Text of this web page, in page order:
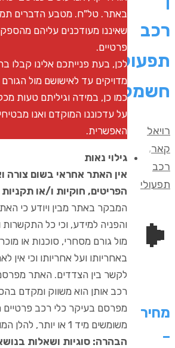
רכב
תפעולי
חשמלי
רויאל
קאר,
רכב
תפעולי
מחיר
–
באתר. טל"ח. מטבע הדברים תמיד
שאיננו מעודכנים עליהם
פרטיים.
לכן, בעת פנייתכם אלינו קבלו
מדויקים עד לאישושם מול הגורם
כמו כן, במידה וגיליתם טעות
על עדכוננו המוקדם ואנו
האפשרית.
גילוי נאות
אין האתר אחראי בשום צורה
הפריטים, חוקיות ו/או תקניות
המבקר באתר מבין ויודע כי
והפניה למידע, וכי כל
מול גורם מסחרי, סוכנות או
באחריותו ועל אחריותו וכי אין
לקשר בין הצדדים. האתר מפרסם
רכב אותן הוא משווק ומקדם
מפרסם בעיקר כלי רכב פרטיים
משומשים מיד 1 או יותר, להלן המונח הכללי – "יד 2".
הבהרה: סוגיות ושאלות